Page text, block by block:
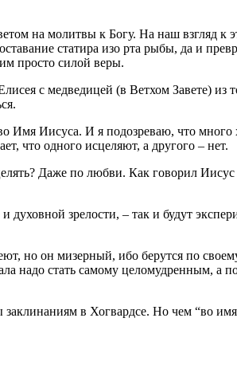
на молитвы к Богу. На наш взгляд к
статира изо рта рыбы, да и
просто силой веры.
с медведицей (в Ветхом Завете) из
Имя Иисуса. И я подозреваю, что много
что одного исцеляют, а другого – нет.
Даже по любви. Как говорил
зрелости, – так и будут
но он мизерный, ибо берутся по
надо стать самому целомудренным, а
в Хогвардсе. Но чем “во